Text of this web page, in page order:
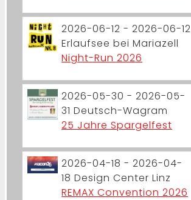
2026-06-12 - 2026-06-12
Erlaufsee bei Mariazell
Night-Run 2026
2026-05-30 - 2026-05-
31 Deutsch-Wagram
25 Jahre Spargelfest
2026-04-18 - 2026-04-
18 Design Center Linz
REMAX Convention 2026